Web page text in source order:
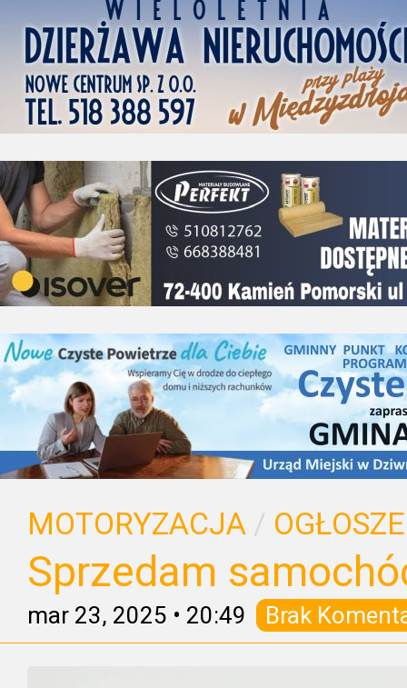
MOTORYZACJA /
Sprzedam
mar 23, 2025 • 20:49 Brak